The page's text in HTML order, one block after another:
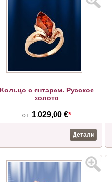
Кольцо с янтарем. Русское
золото
от: 1.029,00 €*
Детали